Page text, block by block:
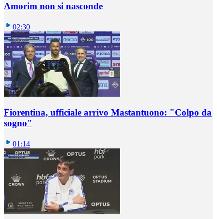
Amorim non si nasconde
02:30
Fiorentina, ufficiale arrivo Mastantuono: "Colpo da
sogno"
01:14